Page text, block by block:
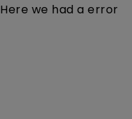
Here we had a error